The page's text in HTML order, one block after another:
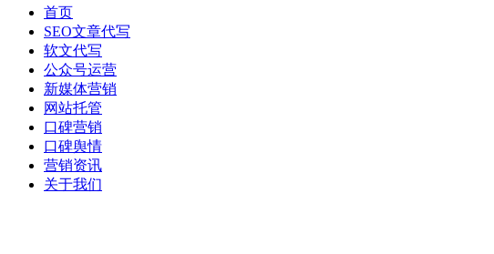
首页
SEO文章代写
软文代写
公众号运营
新媒体营销
网站托管
口碑营销
口碑舆情
营销资讯
关于我们